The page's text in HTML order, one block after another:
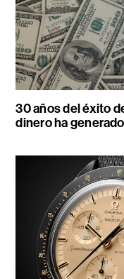
30 años del éxito
dinero ha